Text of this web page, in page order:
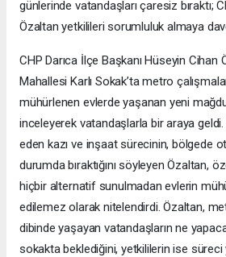
günlerinde vatandaşları çaresiz bıraktı;
Özaltan yetkilileri sorumluluk almaya
CHP Darıca İlçe Başkanı Hüseyin Cihan
Mahallesi Karlı Sokak’ta metro
mühürlenen evlerde yaşanan yeni
inceleyerek vatandaşlarla bir araya
eden kazı ve inşaat sürecinin, bölgede
durumda bıraktığını söyleyen Özaltan,
hiçbir alternatif sunulmadan evlerin
edilemez olarak nitelendirdi. Özaltan,
dibinde yaşayan vatandaşların ne
sokakta beklediğini, yetkililerin ise